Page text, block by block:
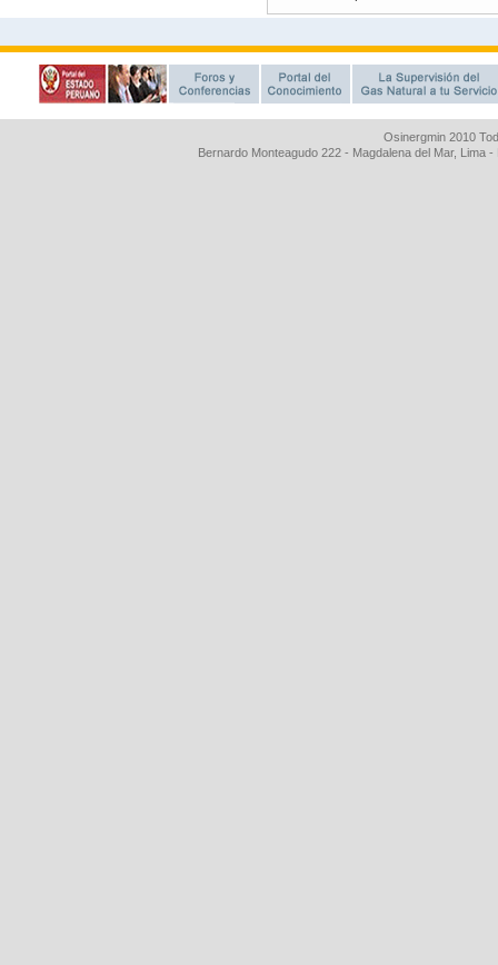
Osinergmin 2010
Bernardo Monteagudo 222 - Magdalena del Mar, Lima